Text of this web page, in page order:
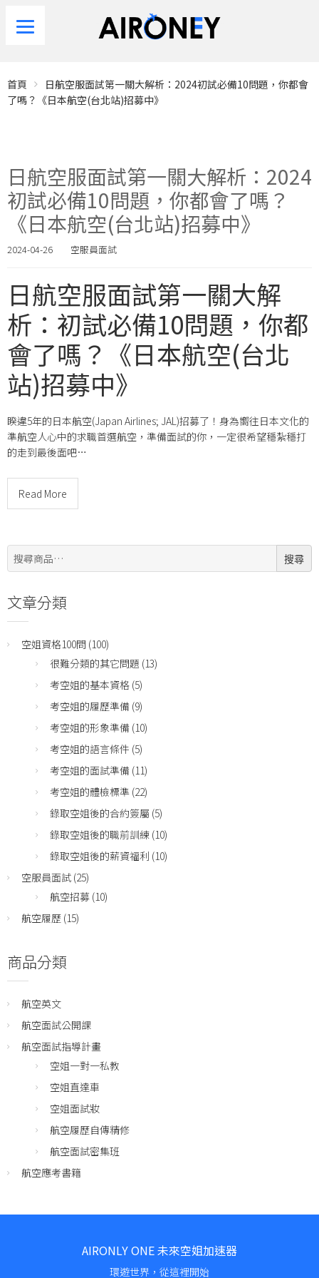
首頁
日航空服面試第一關大解析：2024初試必備10問題，你都會
了嗎？《日本航空(台北站)招募中》
日航空服面試第一關大解析：2024
初試必備10問題，你都會了嗎？
《日本航空(台北站)招募中》
2024-04-26 空服員面試
日航空服面試第一關大解
析：初試必備10問題，你都
會了嗎？《日本航空(台北
站)招募中》
睽違5年的日本航空(Japan Airlines; JAL)招募了！身為嚮往日本文化的
準航空人心中的求職首選航空，準備面試的你，一定很希望穩紮穩打
的走到最後面吧…
Read More
搜
尋:
搜尋
文章分類
空姐資格100問 (100)
很難分類的其它問題 (13)
考空姐的基本資格 (5)
考空姐的履歷準備 (9)
考空姐的形象準備 (10)
考空姐的語言條件 (5)
考空姐的面試準備 (11)
考空姐的體檢標準 (22)
錄取空姐後的合約簽屬 (5)
錄取空姐後的職前訓練 (10)
錄取空姐後的薪資福利 (10)
空服員面試 (25)
航空招募 (10)
航空履歷 (15)
商品分類
航空英文
航空面試公開課
航空面試指導計畫
空姐一對一私教
空姐直達車
空姐面試妝
航空履歷自傳精修
航空面試密集班
航空應考書籍
AIRONLY ONE 未來空姐加速器
環遊世界，從這裡開始